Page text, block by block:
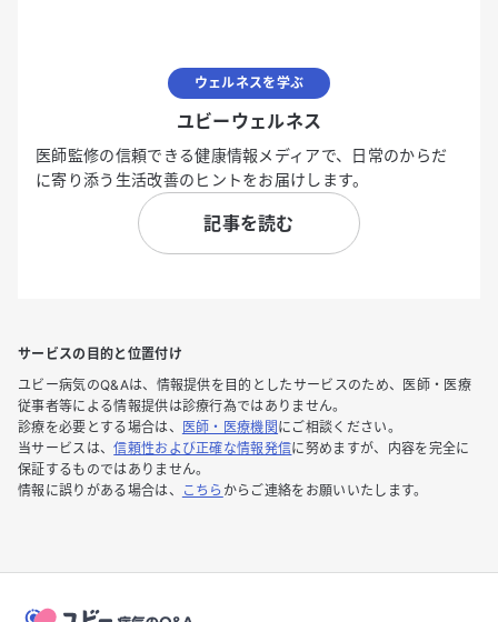
ウェルネスを学ぶ
ユビーウェルネス
医師監修の信頼できる健康情報メディアで、日常のからだ
に寄り添う生活改善のヒントをお届けします。
記事を読む
サービスの目的と位置付け
ユビー病気のQ&Aは、情報提供を目的としたサービスのため、医師・医療
従事者等による情報提供は診療行為ではありません。
診療を必要とする場合は、
医師・医療機関 にご相談ください。
当サービスは、信頼性および正確な情報発信に努めますが、内容を完全に
保証するものではありません。
情報に誤りがある場合は、
こちら からご連絡をお願いいたします。